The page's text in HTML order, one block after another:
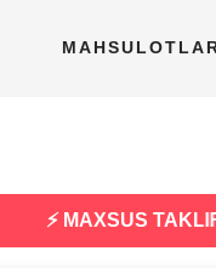
⚡ MAXSUS